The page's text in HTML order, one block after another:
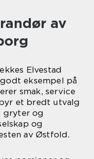
av
Elvestad
eksempel på
smak, service
et bredt utvalg
gryter og
og
av Østfold.